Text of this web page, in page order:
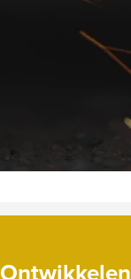
Ontwikkelen